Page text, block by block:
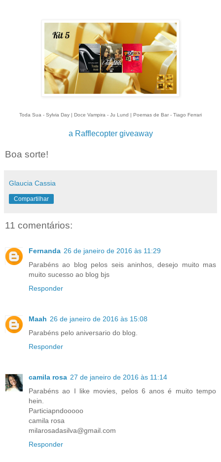
Toda Sua - Sylvia Day | Doce Vampira - Ju Lund | Poemas de Bar - Tiago Ferrari
a Rafflecopter giveaway
Boa sorte!
Glaucia Cassia
Compartilhar
11 comentários:
Fernanda 26 de janeiro de 2016 às 11:29
Parabéns ao blog pelos seis aninhos, desejo muito mas
muito sucesso ao blog bjs
Responder
Maah 26 de janeiro de 2016 às 15:08
Parabéns pelo aniversario do blog.
Responder
camila rosa 27 de janeiro de 2016 às 11:14
Parabéns ao I like movies, pelos 6 anos é muito tempo
hein.
Particiapndooooo
camila rosa
milarosadasilva@gmail.com
Responder